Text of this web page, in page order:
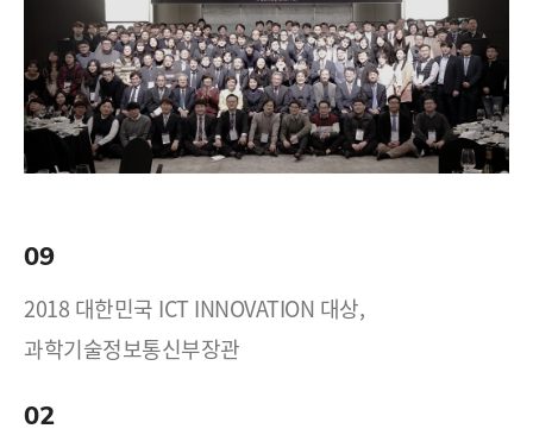
09
2018 대한민국 ICT INNOVATION 대상,
과학기술정보통신부장관
02